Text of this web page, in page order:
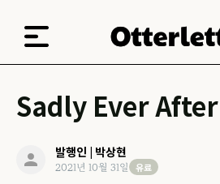
Sadly Ever After
발행인 | 박상현
2021년 10월 31일 유료